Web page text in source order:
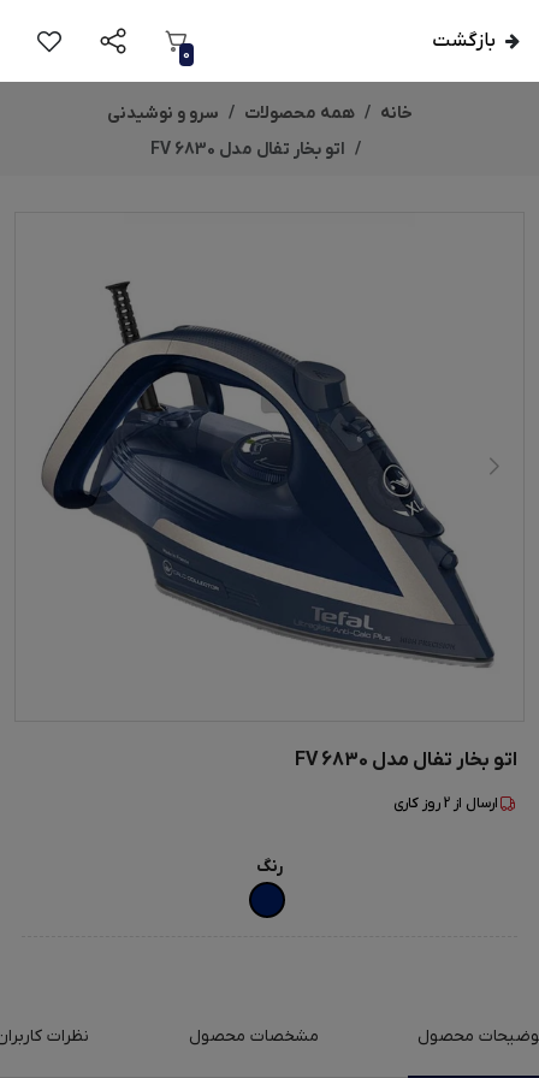
بازگشت
0
خانه همه محصولات
سرو و نوشیدنی
اتو بخار تفال مدل FV 6830
اتو بخار تفال مدل FV 6830
ارسال از 2روز کاری
رنگ
محصول مشخصات محصول نظرات